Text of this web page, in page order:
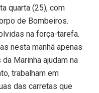
quarta (25), com
de Bombeiros.
na força-tarefa.
nesta manhã apenas
Marinha ajudam na
trabalham em
das carretas que